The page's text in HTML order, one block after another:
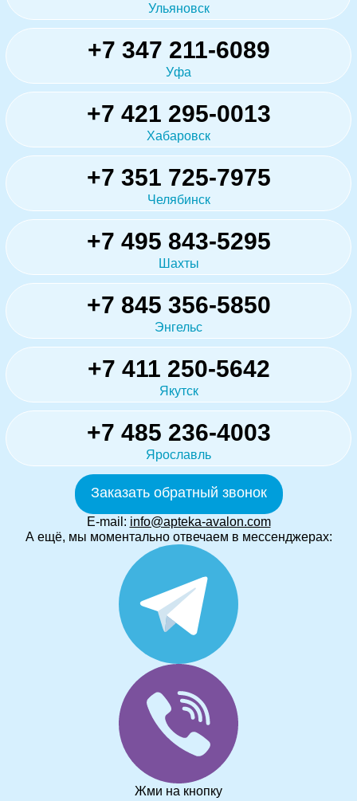
Ульяновск
+7 347 211-6089
Уфа
+7 421 295-0013
Хабаровск
+7 351 725-7975
Челябинск
+7 495 843-5295
Шахты
+7 845 356-5850
Энгельс
+7 411 250-5642
Якутск
+7 485 236-4003
Ярославль
Заказать обратный звонок
E-mail: info@apteka-avalon.com
А ещё, мы моментально отвечаем в мессенджерах:
Жми на кнопку